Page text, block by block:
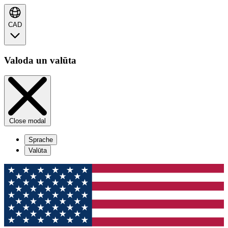
CAD
Valoda un valūta
Close modal
Sprache
Valūta